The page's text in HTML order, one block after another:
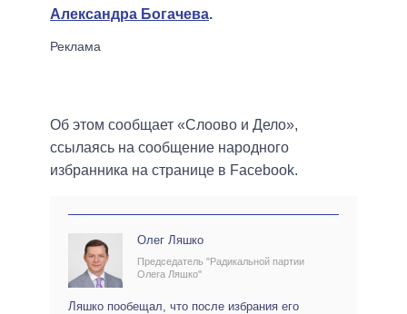
Александра Богачева.
Об этом сообщает «Слоово и Дело»,
ссылаясь на сообщение народного
избранника на странице в Facebook.
Олег Ляшко
Председатель "Радикальной партии
Олега Ляшко"
Ляшко пообещал, что после избрания его